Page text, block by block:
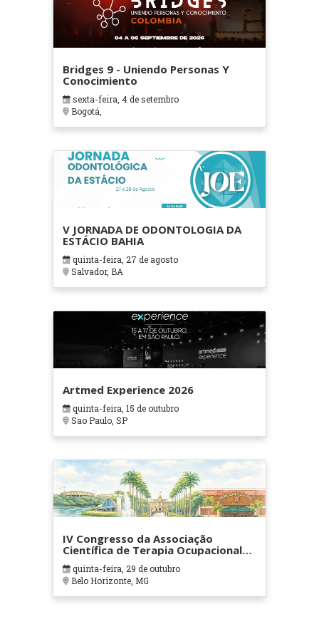
Bridges 9 - Uniendo Personas Y
Conocimiento
sexta-feira, 4 de setembro
Bogotá,
V JORNADA DE ODONTOLOGIA DA
ESTÁCIO BAHIA
quinta-feira, 27 de agosto
Salvador, BA
Artmed Experience 2026
quinta-feira, 15 de outubro
Sao Paulo, SP
IV Congresso da Associação
Científica de Terapia Ocupacional
em Contextos Hospitalares e
Cuidados Paliativos - ATOHOSP
quinta-feira, 29 de outubro
Belo Horizonte, MG